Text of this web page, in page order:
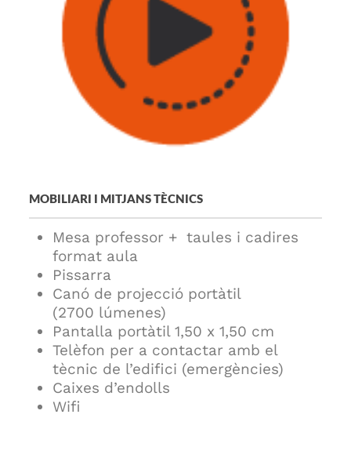
MOBILIARI I MITJANS TÈCNICS
Mesa professor + taules i cadires
format aula
Pissarra
Canó de projecció portàtil
(2700 lúmenes)
Pantalla portàtil 1,50 x 1,50 cm
Telèfon per a contactar amb el
tècnic de l’edifici (emergències)
Caixes d’endolls
Wifi